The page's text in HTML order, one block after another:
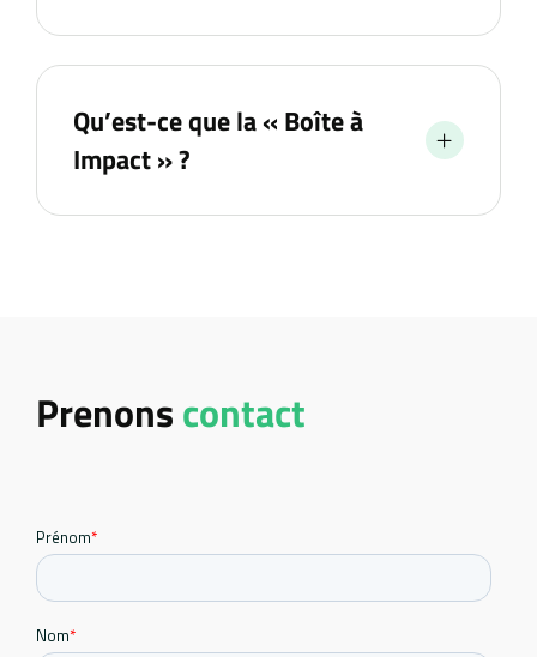
Qu’est-ce que la « Boîte à
Impact » ?
Prenonscontact